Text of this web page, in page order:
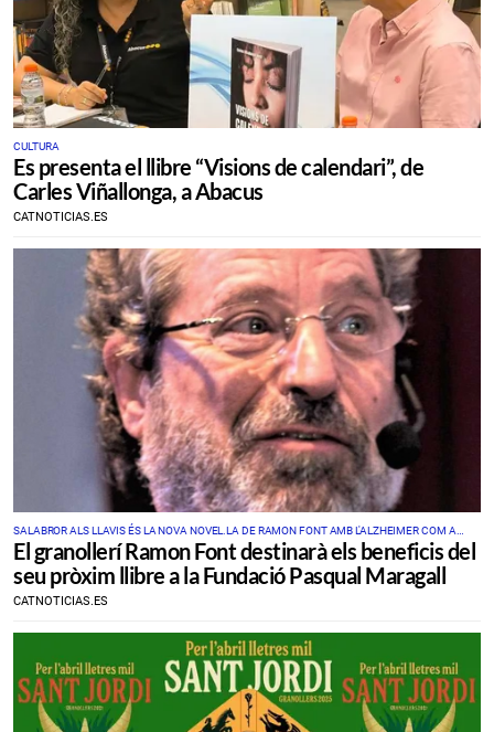
CULTURA
Es presenta el llibre “Visions de calendari”, de
Carles Viñallonga, a Abacus
CATNOTICIAS.ES
SALABROR ALS LLAVIS ÉS LA NOVA NOVEL.LA DE RAMON FONT AMB L'ALZHEIMER COM A
PROTAGONISTA
El granollerí Ramon Font destinarà els beneficis del
seu pròxim llibre a la Fundació Pasqual Maragall
CATNOTICIAS.ES